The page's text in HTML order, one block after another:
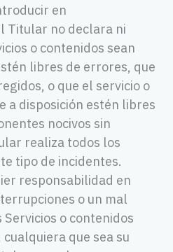
en
Titular no declara ni
o contenidos sean
libres de errores, que
o que el servicio o
a disposición estén libres
nocivos sin
realiza todos los
tipo de incidentes.
responsabilidad en
o un mal
o contenidos
que sea su